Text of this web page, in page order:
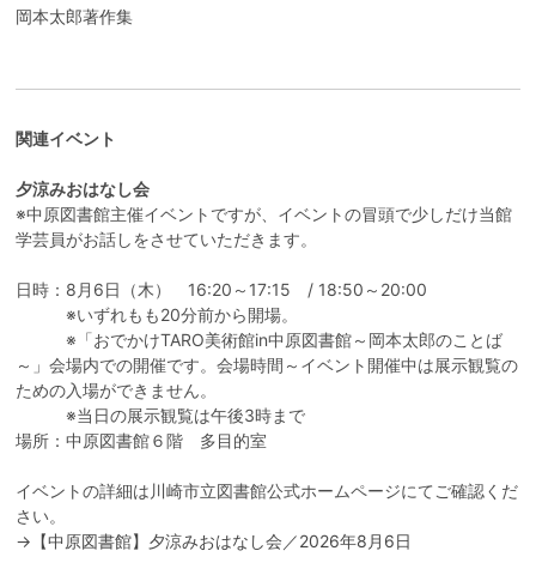
岡本太郎著作集
関連イベント
夕涼みおはなし会
※中原図書館主催イベントですが、イベントの冒頭で少しだけ当館
学芸員がお話しをさせていただきます。
日時：8月6日（木） 16:20～17:15 / 18:50～20:00
※いずれもも20分前から開場。
※「おでかけTARO美術館in中原図書館～岡本太郎のことば
～」会場内での開催です。会場時間～イベント開催中は展示観覧の
ための入場ができません。
※当日の展示観覧は午後3時まで
場所：中原図書館６階 多目的室
イベントの詳細は川崎市立図書館公式ホームページにてご確認くだ
さい。
→ 【中原図書館】夕涼みおはなし会／2026年8月6日